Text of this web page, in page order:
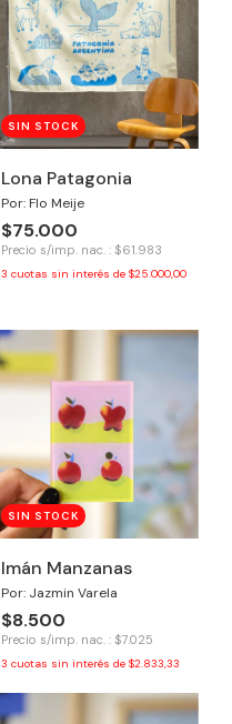
SIN STOCK
Lona Patagonia
Por: Flo Meije
$75.000
Precio s/imp. nac. : $61.983
3 cuotas sin interés de $25.000,00
SIN STOCK
Imán Manzanas
Por: Jazmin Varela
$8.500
Precio s/imp. nac. : $7.025
3 cuotas sin interés de $2.833,33